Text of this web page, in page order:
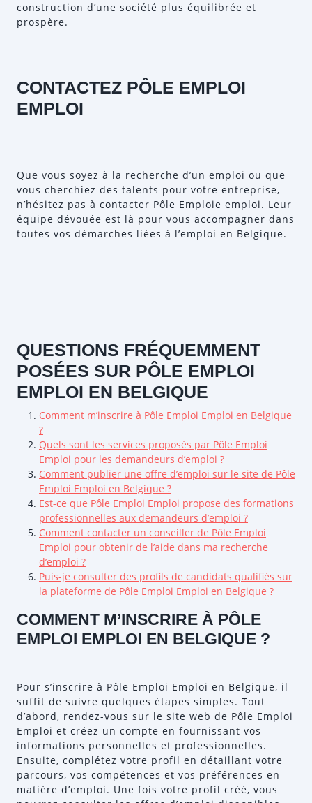
construction d’une société plus équilibrée et
prospère.
CONTACTEZ PÔLE EMPLOI
EMPLOI
Que vous soyez à la recherche d’un emploi ou que
vous cherchiez des talents pour votre entreprise,
n’hésitez pas à contacter Pôle Emploie emploi. Leur
équipe dévouée est là pour vous accompagner dans
toutes vos démarches liées à l’emploi en Belgique.
QUESTIONS FRÉQUEMMENT
POSÉES SUR PÔLE EMPLOI
EMPLOI EN BELGIQUE
Comment m’inscrire à Pôle Emploi Emploi en Belgique
?
Quels sont les services proposés par Pôle Emploi
Emploi pour les demandeurs d’emploi ?
Comment publier une offre d’emploi sur le site de Pôle
Emploi Emploi en Belgique ?
Est-ce que Pôle Emploi Emploi propose des formations
professionnelles aux demandeurs d’emploi ?
Comment contacter un conseiller de Pôle Emploi
Emploi pour obtenir de l’aide dans ma recherche
d’emploi ?
Puis-je consulter des profils de candidats qualifiés sur
la plateforme de Pôle Emploi Emploi en Belgique ?
COMMENT M’INSCRIRE À PÔLE
EMPLOI EMPLOI EN BELGIQUE ?
Pour s’inscrire à Pôle Emploi Emploi en Belgique, il
suffit de suivre quelques étapes simples. Tout
d’abord, rendez-vous sur le site web de Pôle Emploi
Emploi et créez un compte en fournissant vos
informations personnelles et professionnelles.
Ensuite, complétez votre profil en détaillant votre
parcours, vos compétences et vos préférences en
matière d’emploi. Une fois votre profil créé, vous